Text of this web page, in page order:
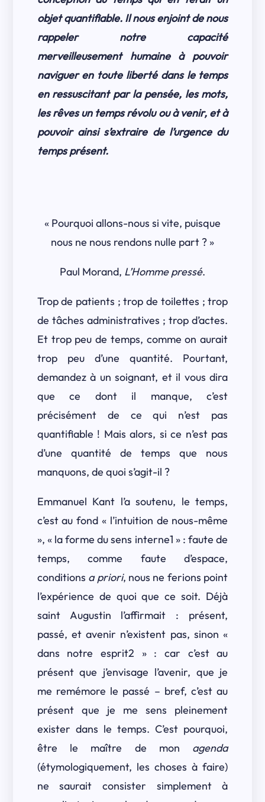
objet quantifiable. Il nous enjoint de nous
rappeler notre capacité
merveilleusement humaine à pouvoir
naviguer en toute liberté dans le temps
en ressuscitant par la pensée, les mots,
les rêves un temps révolu ou à venir, et à
pouvoir ainsi s’extraire de l’urgence du
temps présent.
« Pourquoi allons-nous si vite, puisque
nous ne nous rendons nulle part ? »
Paul Morand, L’Homme pressé.
Trop de patients ; trop de toilettes ; trop
de tâches administratives ; trop d’actes.
Et trop peu de temps, comme on aurait
trop peu d’une quantité. Pourtant,
demandez à un soignant, et il vous dira
que ce dont il manque, c’est
précisément de ce qui n’est pas
quantifiable ! Mais alors, si ce n’est pas
d’une quantité de temps que nous
manquons, de quoi s’agit-il ?
Emmanuel Kant l’a soutenu, le temps,
c’est au fond « l’intuition de nous-même
», « la forme du sens interne1 » : faute de
temps, comme faute d’espace,
conditions a priori, nous ne ferions point
l’expérience de quoi que ce soit. Déjà
saint Augustin l’affirmait : présent,
passé, et avenir n’existent pas, sinon «
dans notre esprit2 » : car c’est au
présent que j’envisage l’avenir, que je
me remémore le passé – bref, c’est au
présent que je me sens pleinement
exister dans le temps. C’est pourquoi,
être le maître de mon agenda
(étymologiquement, les choses à faire)
ne saurait consister simplement à